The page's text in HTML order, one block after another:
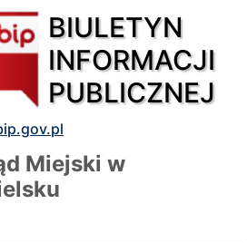
BIULETYN
INFORMACJI
PUBLICZNEJ
Miejski w